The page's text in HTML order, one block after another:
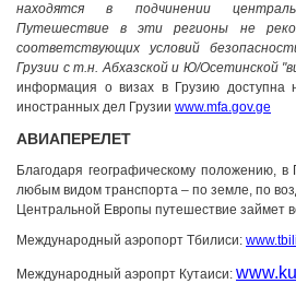
находятся в подчинении
Путешествие в эти регионы не
соответствующих условий
Грузии с т.н. Абхазской и Ю/Осетинской
информация о визах в Грузию доступна
иностранных дел Грузии www.mfa.gov.ge
АВИАПЕРЕЛЕТ
Благодаря географическому положению, в
любым видом транспорта – по земле, по
Центральной Европы путешествие займет
Международный аэропорт Тбилиси:
Международный аэропрт Кутаиси:
kurortresort@gmail.com
+995 555 63 29 29; с 10:00 до
17:00 час.
© 2010 - 2026 Caucasus Travel Centre LTD Все
разрешения администрации сайта